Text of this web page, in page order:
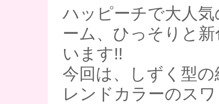
ハッピーチで大人
ーム、ひっそりと
います!!
今回は、しずく型
レンドカラーのス